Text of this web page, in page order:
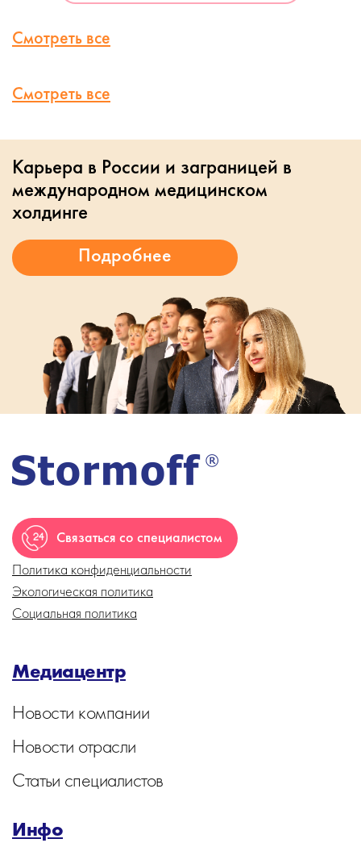
Смотреть все
Смотреть все
Карьера в России и заграницей в
международном медицинском
холдинге
Связаться со специалистом
Политика конфиденциальности
Экологическая политика
Социальная политика
Медиацентр
Новости компании
Новости отрасли
Статьи специалистов
Инфо